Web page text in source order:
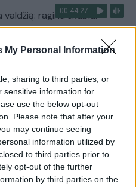
My Personal Information
sharing to third parties, or
sensitive information for
use the below opt-out
Please note that after your
may continue seeing
information utilized by
to third parties prior to
opt-out of the further
by third parties on the
00:44:27
ragina skubiai
00:00:30